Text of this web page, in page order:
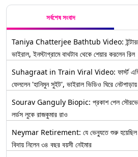
সর্বশেষ সংবাদ
Taniya Chatterjee Bathtub Video: ইন্টারনেটে
ভাইরাল, ইনস্টাগ্রামে বাথটাব থেকে শেয়ার করলেন রিল
Suhagraat in Train Viral Video: ফার্স্ট এসি
ফেললেন 'হানিমুন সুইট', ভাইরাল ভিডিও ঘিরে
Sourav Ganguly Biopic: প্রকাশ পেল সৌরভের
লর্ডস লুকে রাজকুমার রাও
Neymar Retirement: যে ভেন্যুতে শুরু হয়েছিল
বিদায় নিলেন ৩৪ বছর বয়সী নেইমার